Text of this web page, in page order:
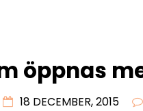
öppnas
18 DECEMBER, 2015